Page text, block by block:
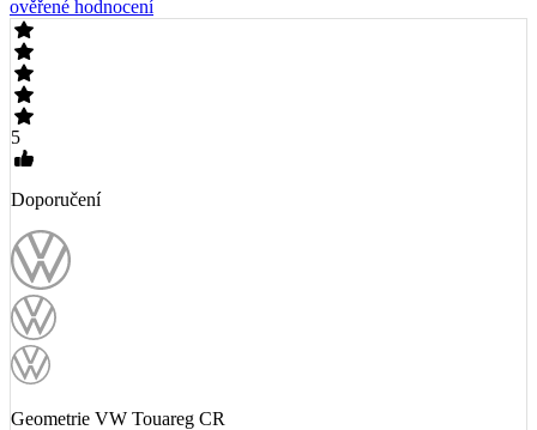
ověřené hodnocení
5
Doporučení
Geometrie VW Touareg CR